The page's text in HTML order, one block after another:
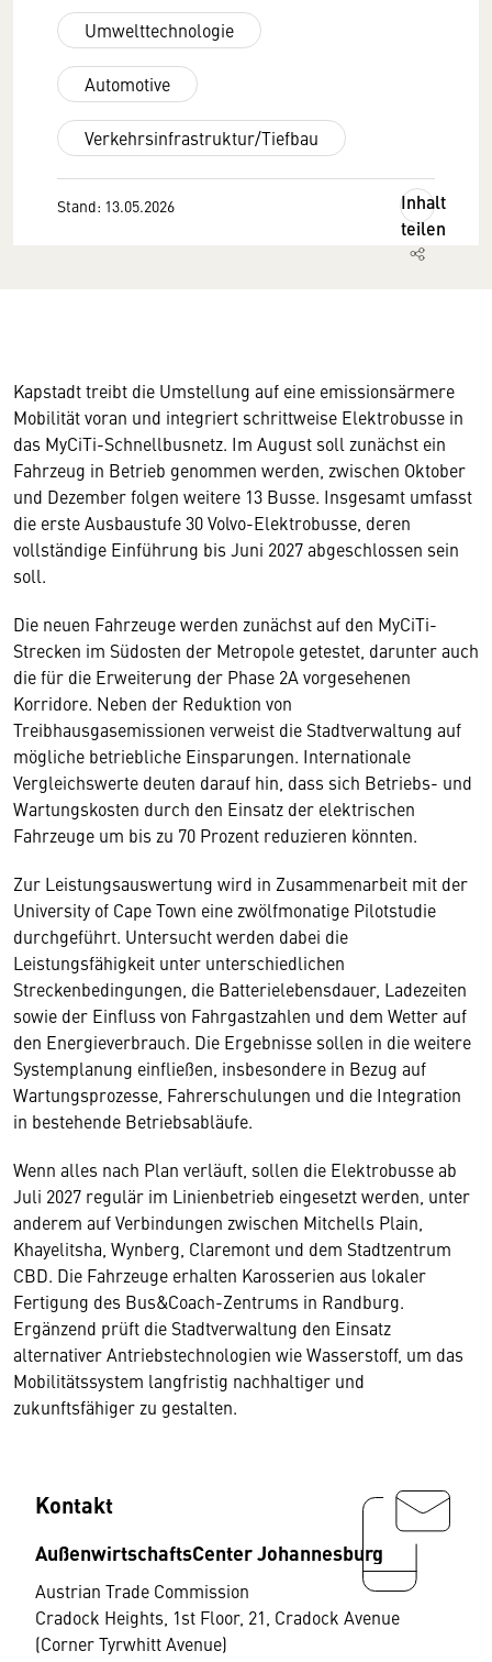
Umwelttechnologie
Automotive
Verkehrsinfrastruktur/Tiefbau
Stand: 13.05.2026
Inhalt
teilen
Kapstadt treibt die Umstellung auf eine emissionsärmere
Mobilität voran und integriert schrittweise Elektrobusse in
das MyCiTi-Schnellbusnetz. Im August soll zunächst ein
Fahrzeug in Betrieb genommen werden, zwischen Oktober
und Dezember folgen weitere 13 Busse. Insgesamt umfasst
die erste Ausbaustufe 30 Volvo-Elektrobusse, deren
vollständige Einführung bis Juni 2027 abgeschlossen sein
soll.
Die neuen Fahrzeuge werden zunächst auf den MyCiTi-
Strecken im Südosten der Metropole getestet, darunter auch
die für die Erweiterung der Phase 2A vorgesehenen
Korridore. Neben der Reduktion von
Treibhausgasemissionen verweist die Stadtverwaltung auf
mögliche betriebliche Einsparungen. Internationale
Vergleichswerte deuten darauf hin, dass sich Betriebs- und
Wartungskosten durch den Einsatz der elektrischen
Fahrzeuge um bis zu 70 Prozent reduzieren könnten.
Zur Leistungsauswertung wird in Zusammenarbeit mit der
University of Cape Town eine zwölfmonatige Pilotstudie
durchgeführt. Untersucht werden dabei die
Leistungsfähigkeit unter unterschiedlichen
Streckenbedingungen, die Batterielebensdauer, Ladezeiten
sowie der Einfluss von Fahrgastzahlen und dem Wetter auf
den Energieverbrauch. Die Ergebnisse sollen in die weitere
Systemplanung einfließen, insbesondere in Bezug auf
Wartungsprozesse, Fahrerschulungen und die Integration
in bestehende Betriebsabläufe.
Wenn alles nach Plan verläuft, sollen die Elektrobusse ab
Juli 2027 regulär im Linienbetrieb eingesetzt werden, unter
anderem auf Verbindungen zwischen Mitchells Plain,
Khayelitsha, Wynberg, Claremont und dem Stadtzentrum
CBD. Die Fahrzeuge erhalten Karosserien aus lokaler
Fertigung des Bus&Coach-Zentrums in Randburg.
Ergänzend prüft die Stadtverwaltung den Einsatz
alternativer Antriebstechnologien wie Wasserstoff, um das
Mobilitätssystem langfristig nachhaltiger und
zukunftsfähiger zu gestalten.
Kontakt
AußenwirtschaftsCenter Johannesburg
Austrian Trade Commission
Cradock Heights, 1st Floor, 21, Cradock Avenue
(Corner Tyrwhitt Avenue)